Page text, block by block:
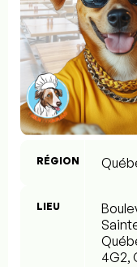
RÉGION
LIEU
4G2,